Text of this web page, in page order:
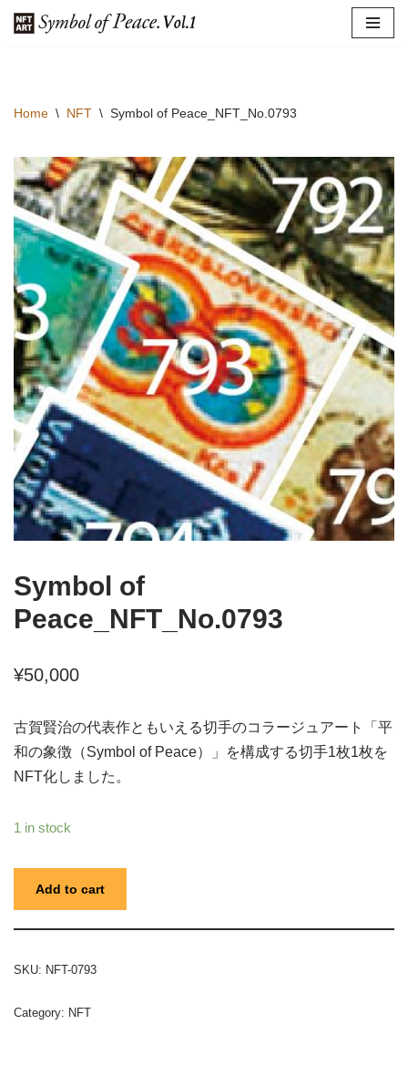
へ
ス
キ
ッ
プ
Home \ NFT \ Symbol of Peace_NFT_No.0793
Symbol of
Peace_NFT_No.0793
¥50,000
古賀賢治の代表作ともいえる切手のコラージュアート「平
和の象徴（Symbol of Peace）」を構成する切手1枚1枚を
NFT化しました。
1 in stock
Add to cart
SKU: NFT-0793
Category: NFT